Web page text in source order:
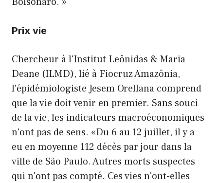
Prix ​​vie
Chercheur à l'Institut Leônidas & Maria
Deane (ILMD), lié à Fiocruz Amazônia,
l'épidémiologiste Jesem Orellana comprend
que la vie doit venir en premier. Sans souci
de la vie, les indicateurs macroéconomiques
n'ont pas de sens. «Du 6 au 12 juillet, il y a
eu en moyenne 112 décès par jour dans la
ville de São Paulo. Autres morts suspectes
qui n'ont pas compté. Ces vies n'ont-elles